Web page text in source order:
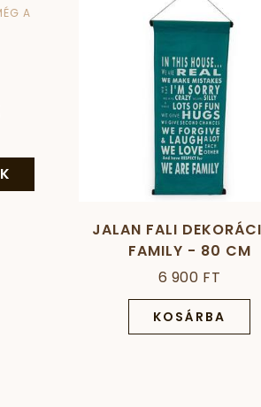
A
JALAN FALI
FAMILY - 80 CM
6 900 FT
KOSÁRBA